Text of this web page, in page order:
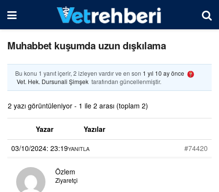
Muhabbet kuşumda uzun dışkılama
Bu konu 1 yanıt içerir, 2 izleyen vardır ve en son 1 yıl 10 ay önce
Vet. Hek. Dursunali Şimşek tarafından güncellenmiştir.
2 yazı görüntüleniyor - 1 ile 2 arası (toplam 2)
Yazar
Yazılar
03/10/2024: 23:19
#74420
YANITLA
Özlem
Ziyaretçi